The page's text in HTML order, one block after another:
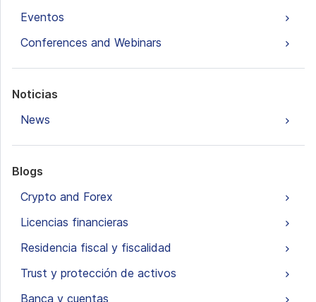
Eventos
Conferences and Webinars
Noticias
News
Blogs
Crypto and Forex
Licencias financieras
Residencia fiscal y fiscalidad
Trust y protección de activos
Banca y cuentas